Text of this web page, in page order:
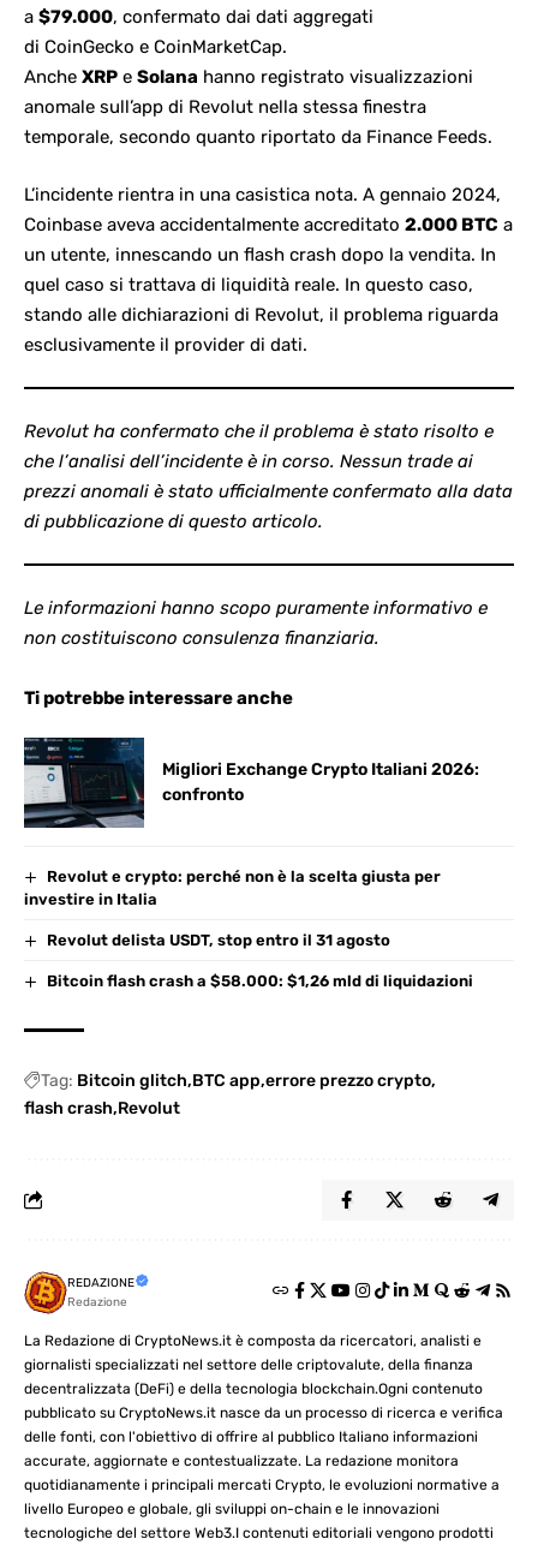
a $79.000, confermato dai dati aggregati
di CoinGecko e CoinMarketCap.
Anche XRP e Solana hanno registrato visualizzazioni
anomale sull’app di Revolut nella stessa finestra
temporale, secondo quanto riportato da Finance Feeds.
L’incidente rientra in una casistica nota. A gennaio 2024,
Coinbase aveva accidentalmente accreditato 2.000 BTC a
un utente, innescando un flash crash dopo la vendita. In
quel caso si trattava di liquidità reale. In questo caso,
stando alle dichiarazioni di Revolut, il problema riguarda
esclusivamente il provider di dati.
Revolut ha confermato che il problema è stato risolto e
che l’analisi dell’incidente è in corso. Nessun trade ai
prezzi anomali è stato ufficialmente confermato alla data
di pubblicazione di questo articolo.
Le informazioni hanno scopo puramente informativo e
non costituiscono consulenza finanziaria.
Ti potrebbe interessare anche
Migliori Exchange Crypto Italiani 2026:
confronto
Revolut e crypto: perché non è la scelta giusta per
investire in Italia
Revolut delista USDT, stop entro il 31 agosto
Bitcoin flash crash a $58.000: $1,26 mld di liquidazioni
Tag: Bitcoin glitch BTC app errore prezzo crypto
flash crash Revolut
REDAZIONE
Redazione
La Redazione di CryptoNews.it è composta da ricercatori, analisti e
giornalisti specializzati nel settore delle criptovalute, della finanza
decentralizzata (DeFi) e della tecnologia blockchain.Ogni contenuto
pubblicato su CryptoNews.it nasce da un processo di ricerca e verifica
delle fonti, con l'obiettivo di offrire al pubblico Italiano informazioni
accurate, aggiornate e contestualizzate. La redazione monitora
quotidianamente i principali mercati Crypto, le evoluzioni normative a
livello Europeo e globale, gli sviluppi on-chain e le innovazioni
tecnologiche del settore Web3.I contenuti editoriali vengono prodotti